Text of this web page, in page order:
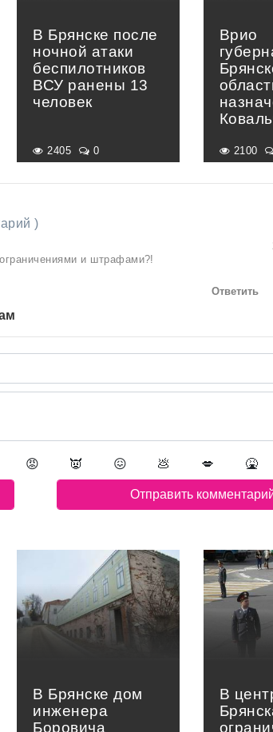
В Брянске после
ночной атаки
беспилотников
ВСУ ранены 13
человек
2405 0
Врио
2100
)
и штрафами?!
Ответить
😡 👿 😖 💩 💋 🤮
В Брянске дом
инженера
Боровича
В